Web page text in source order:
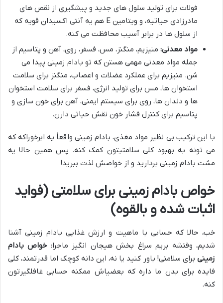
فولات برای تولید سلول های جدید و پیشگیری از نقص های
مادرزادی حیاتیه، و ویتامین E هم یه آنتی اکسیدان قویه که
از سلول ها در برابر آسیب محافظت می کنه.
مواد معدنی: منیزیم، منگنز، مس، فسفر، روی، آهن و پتاسیم از
جمله مواد معدنی مهمی هستن که تو بادام زمینی پیدا می
شن. منیزیم برای عملکرد عضلات و اعصاب، منگنز برای سلامت
استخوان ها، مس برای تولید انرژی، فسفر برای سلامت استخوان
ها و دندان ها، روی برای سیستم ایمنی، آهن برای خون سازی و
پتاسیم برای کنترل فشار خون نقش حیاتی دارن.
با این ترکیب بی نظیر مواد مغذی، بادام زمینی واقعاً یه ابرخوراکه که
می تونه به بهبود کلی سلامتیتون کمک کنه. پس همین حالا یه
مشت بادام زمینی بردارید و از خواصش لذت ببرید!
خواص بادام زمینی برای سلامتی (فواید
اثبات شده و بالقوه)
خب، حالا که حسابی با ماهیت و ارزش غذایی بادام زمینی آشنا
شدیم، وقتشه بریم سراغ بخش هیجان انگیز ماجرا: خواص بادام
زمینی برای سلامتی! باور کنید یا نه، این دانه کوچک اما قدرتمند، کلی
فایده برای بدن ما داره که بعضیاش ممکنه حسابی غافلگیرتون
کنه.